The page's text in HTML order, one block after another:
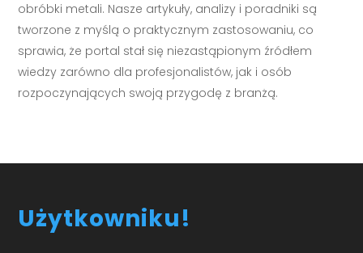
obróbki metali. Nasze artykuły, analizy i poradniki są
tworzone z myślą o praktycznym zastosowaniu, co
sprawia, że portal stał się niezastąpionym źródłem
wiedzy zarówno dla profesjonalistów, jak i osób
rozpoczynających swoją przygodę z branżą.
Użytkowniku!